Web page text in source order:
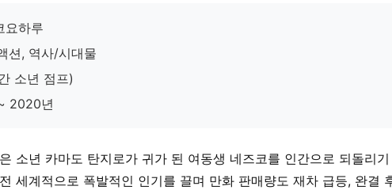
요하루
션, 역사/시대물
소년 점프)
2020년
소년 카마도 탄지로가 귀가 된 여동생 네즈코를 인간으로 되돌리
세계적으로 폭발적인 인기를 끌며 만화 판매량도 재차 급등, 완결